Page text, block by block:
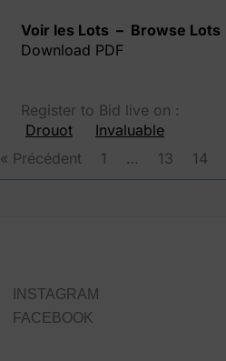
Voir les Lots – Browse
Download PDF
Register to Bid live on :
Drouot
Invaluable
« Précédent
1 … 13 14
INSTAGRAM
FACEBOOK